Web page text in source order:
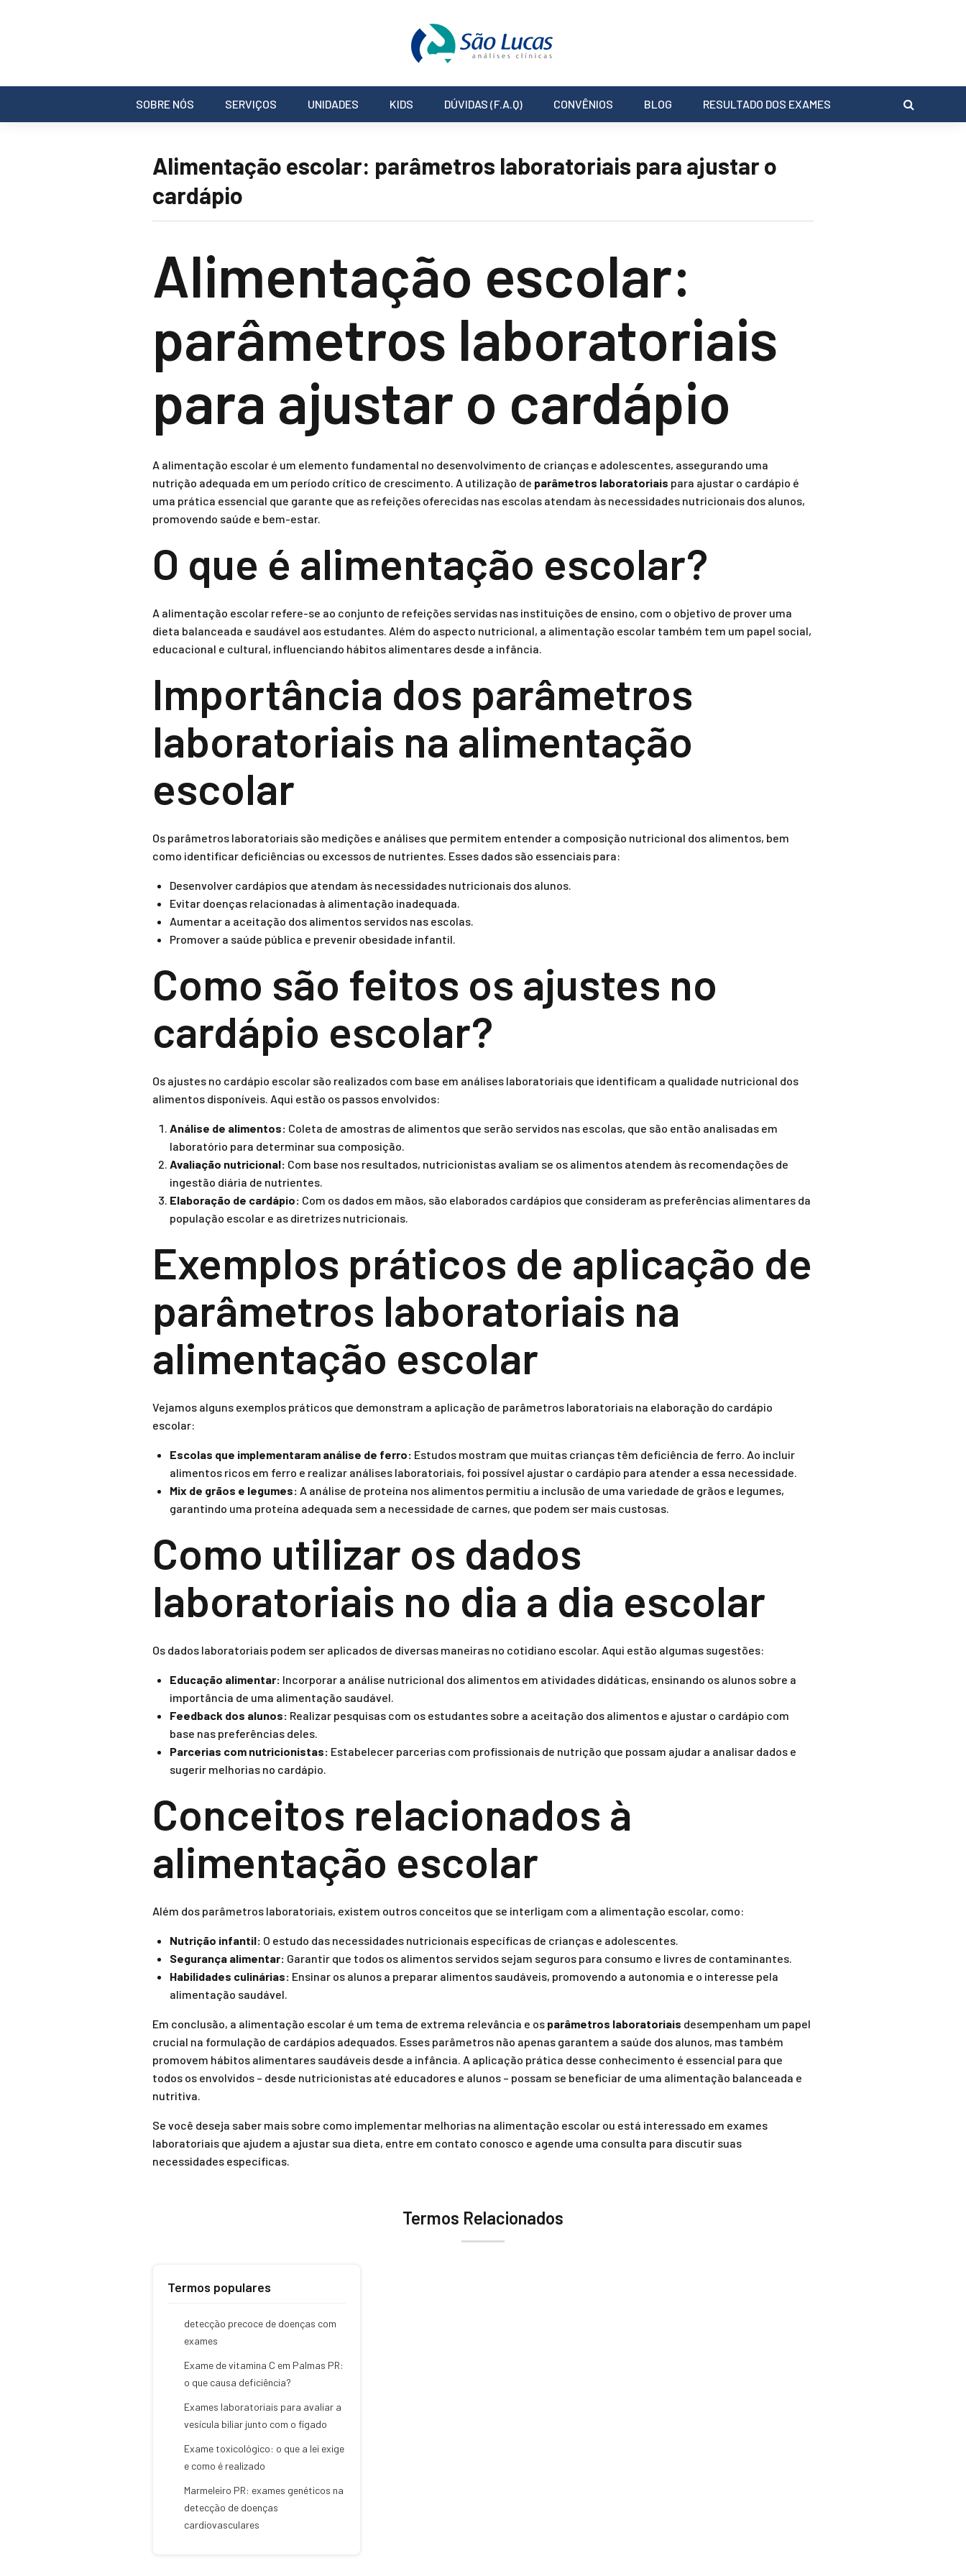
SOBRE NÓS SERVIÇOS UNIDADES KIDS DÚVIDAS (F.A.Q) CONVÊNIOS BLOG RESULTADO DOS EXAMES
Alimentação escolar: parâmetros laboratoriais para ajustar o
cardápio
Alimentação escolar:
parâmetros laboratoriais
para ajustar o cardápio
A alimentação escolar é um elemento fundamental no desenvolvimento de crianças e adolescentes, assegurando uma
nutrição adequada em um período crítico de crescimento. A utilização de parâmetros laboratoriais para ajustar o cardápio é
uma prática essencial que garante que as refeições oferecidas nas escolas atendam às necessidades nutricionais dos alunos,
promovendo saúde e bem-estar.
O que é alimentação escolar?
A alimentação escolar refere-se ao conjunto de refeições servidas nas instituições de ensino, com o objetivo de prover uma
dieta balanceada e saudável aos estudantes. Além do aspecto nutricional, a alimentação escolar também tem um papel social,
educacional e cultural, influenciando hábitos alimentares desde a infância.
Importância dos parâmetros
laboratoriais na alimentação
escolar
Os parâmetros laboratoriais são medições e análises que permitem entender a composição nutricional dos alimentos, bem
como identificar deficiências ou excessos de nutrientes. Esses dados são essenciais para:
Desenvolver cardápios que atendam às necessidades nutricionais dos alunos.
Evitar doenças relacionadas à alimentação inadequada.
Aumentar a aceitação dos alimentos servidos nas escolas.
Promover a saúde pública e prevenir obesidade infantil.
Como são feitos os ajustes no
cardápio escolar?
Os ajustes no cardápio escolar são realizados com base em análises laboratoriais que identificam a qualidade nutricional dos
alimentos disponíveis. Aqui estão os passos envolvidos:
Análise de alimentos: Coleta de amostras de alimentos que serão servidos nas escolas, que são então analisadas em
laboratório para determinar sua composição.
Avaliação nutricional: Com base nos resultados, nutricionistas avaliam se os alimentos atendem às recomendações de
ingestão diária de nutrientes.
Elaboração de cardápio: Com os dados em mãos, são elaborados cardápios que consideram as preferências alimentares da
população escolar e as diretrizes nutricionais.
Exemplos práticos de aplicação de
parâmetros laboratoriais na
alimentação escolar
Vejamos alguns exemplos práticos que demonstram a aplicação de parâmetros laboratoriais na elaboração do cardápio
escolar:
Escolas que implementaram análise de ferro: Estudos mostram que muitas crianças têm deficiência de ferro. Ao incluir
alimentos ricos em ferro e realizar análises laboratoriais, foi possível ajustar o cardápio para atender a essa necessidade.
Mix de grãos e legumes: A análise de proteína nos alimentos permitiu a inclusão de uma variedade de grãos e legumes,
garantindo uma proteína adequada sem a necessidade de carnes, que podem ser mais custosas.
Como utilizar os dados
laboratoriais no dia a dia escolar
Os dados laboratoriais podem ser aplicados de diversas maneiras no cotidiano escolar. Aqui estão algumas sugestões:
Educação alimentar: Incorporar a análise nutricional dos alimentos em atividades didáticas, ensinando os alunos sobre a
importância de uma alimentação saudável.
Feedback dos alunos: Realizar pesquisas com os estudantes sobre a aceitação dos alimentos e ajustar o cardápio com
base nas preferências deles.
Parcerias com nutricionistas: Estabelecer parcerias com profissionais de nutrição que possam ajudar a analisar dados e
sugerir melhorias no cardápio.
Conceitos relacionados à
alimentação escolar
Além dos parâmetros laboratoriais, existem outros conceitos que se interligam com a alimentação escolar, como:
Nutrição infantil: O estudo das necessidades nutricionais específicas de crianças e adolescentes.
Segurança alimentar: Garantir que todos os alimentos servidos sejam seguros para consumo e livres de contaminantes.
Habilidades culinárias: Ensinar os alunos a preparar alimentos saudáveis, promovendo a autonomia e o interesse pela
alimentação saudável.
Em conclusão, a alimentação escolar é um tema de extrema relevância e os parâmetros laboratoriais desempenham um papel
crucial na formulação de cardápios adequados. Esses parâmetros não apenas garantem a saúde dos alunos, mas também
promovem hábitos alimentares saudáveis desde a infância. A aplicação prática desse conhecimento é essencial para que
todos os envolvidos – desde nutricionistas até educadores e alunos – possam se beneficiar de uma alimentação balanceada e
nutritiva.
Se você deseja saber mais sobre como implementar melhorias na alimentação escolar ou está interessado em exames
laboratoriais que ajudem a ajustar sua dieta, entre em contato conosco e agende uma consulta para discutir suas
necessidades específicas.
Termos Relacionados
Termos populares
detecção precoce de doenças com
exames
Exame de vitamina C em Palmas PR:
o que causa deficiência?
Exames laboratoriais para avaliar a
vesícula biliar junto com o fígado
Exame toxicológico: o que a lei exige
e como é realizado
Marmeleiro PR: exames genéticos na
detecção de doenças
cardiovasculares